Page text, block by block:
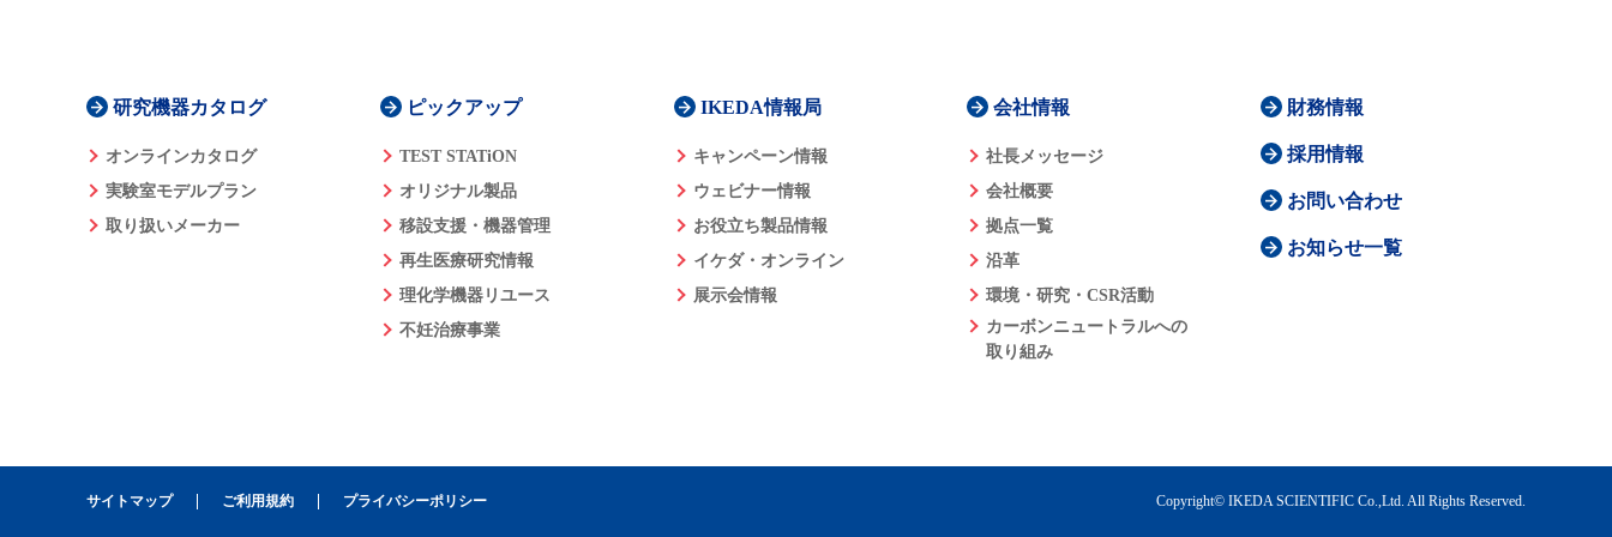
研究機器カタログ
オンラインカタログ
実験室モデルプラン
取り扱いメーカー
ピックアップ
TEST STATiON
オリジナル製品
移設支援・機器管理
再生医療研究情報
理化学機器リユース
不妊治療事業
IKEDA情報局
キャンペーン情報
ウェビナー情報
お役立ち製品情報
イケダ・オンライン
展示会情報
会社情報
社長メッセージ
会社概要
拠点一覧
沿革
環境・研究・CSR活動
カーボンニュートラルへの
取り組み
財務情報
採用情報
お問い合わせ
お知らせ一覧
サイトマップ ご利用規約 プライバシーポリシー Copyright© IKEDA SCIENTIFIC Co.,Ltd. All Rights Reserved.